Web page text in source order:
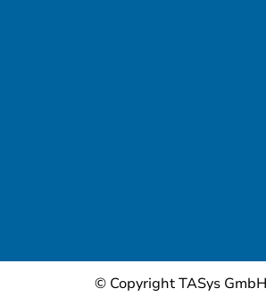
© Copyright TASys